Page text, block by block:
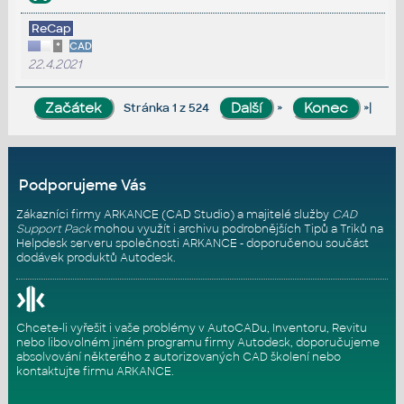
ReCap
* CAD
22.4.2021
Stránka 1 z 524 » »|
Podporujeme Vás
Zákazníci firmy ARKANCE (CAD Studio) a majitelé služby CAD
Support Packmohou využít i archivu podrobnějších Tipů a Triků na
Helpdesk serveru společnosti ARKANCE - doporučenou součást
dodávek produktů Autodesk.
Chcete-li vyřešit i vaše problémy v AutoCADu, Inventoru, Revitu
nebo libovolném jiném programu firmy Autodesk, doporučujeme
absolvování některého z autorizovaných CAD školenínebo
kontaktujte firmu ARKANCE.